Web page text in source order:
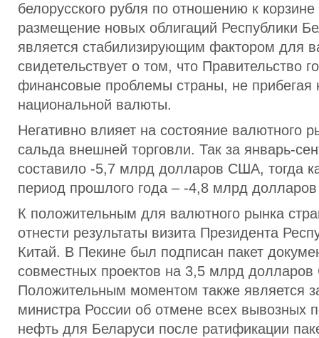
белорусского рубля по отношению к
размещение новых облигаций Республики
является стабилизирующим фактором для
свидетельствует о том, что Правительство
финансовые проблемы страны, не прибегая
национальной валюты.
Негативно влияет на состояние валютного
сальда внешней торговли. Так за январь-
составило -5,7 млрд долларов США, тогда
период прошлого года – -4,8 млрд
К положительным для валютного рынка
отнести результаты визита Президента
Китай. В Пекине был подписан пакет
совместных проектов на 3,5 млрд
Положительным моментом также является
министра России об отмене всех вывозных
нефть для Беларуси после ратификации